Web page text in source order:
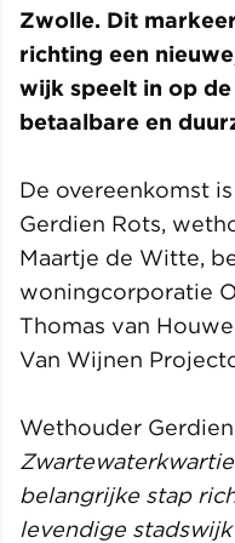
Zwolle. Dit
richting een
wijk speelt in op
betaalbare en
De overeenkomst
Gerdien Rots,
Maartje de Witte,
woningcorporatie
Thomas van
Van Wijnen
Wethouder
belangrijke stap
levendige